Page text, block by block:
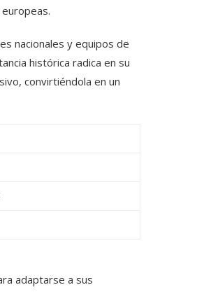
nacionales y equipos de
histórica radica en su
convirtiéndola en un
adaptarse a sus